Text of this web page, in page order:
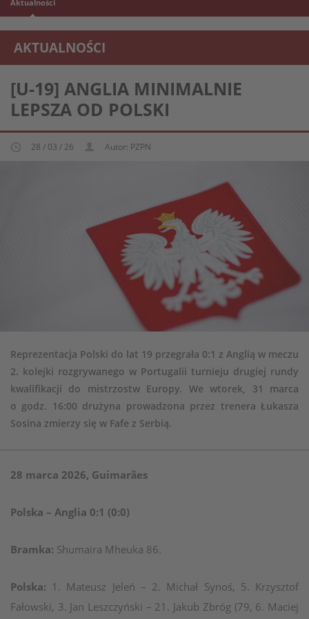
Aktualności
AKTUALNOŚCI
REPREZENTACJA MŁODZIEŻOWA U-19
[U-19] ANGLIA MINIMALNIE
LEPSZA OD POLSKI
28 / 03 / 26 Autor: PZPN
Reprezentacja Polski do lat 19 przegrała 0:1 z Anglią w meczu
2. kolejki rozgrywanego w Portugalii turnieju drugiej rundy
kwalifikacji do mistrzostw Europy. We wtorek, 31 marca
o godz. 16:00 drużyna prowadzona przez trenera Łukasza
Sosina zmierzy się w Fafe z Serbią.
28 marca 2026, Guimarães
Polska – Anglia 0:1 (0:0)
Bramka: Shumaira Mheuka 86.
Polska: 1. Mateusz Jeleń – 2. Michał Synoś, 5. Krzysztof
Fałowski, 3. Jan Leszczyński – 21. Jakub Zbróg (79, 6. Maciej